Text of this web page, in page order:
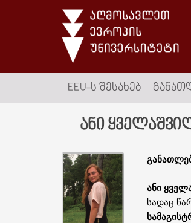
EEU-Ს ᲨᲔᲡᲐᲮᲔᲑ
ანი
ანი
სადაც